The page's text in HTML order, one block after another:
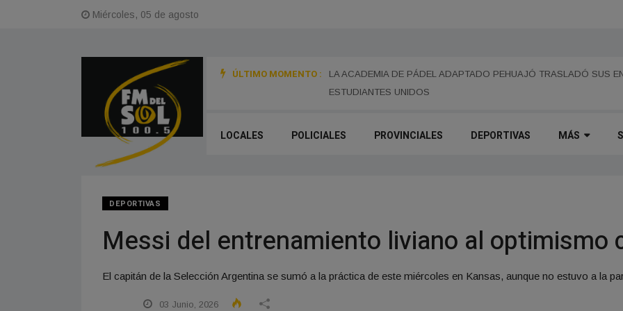
Miércoles, 05 de agosto
ÚLTIMO MOMENTO :
LA ACADEMIA DE PÁDEL ADAPTADO PEHUAJÓ TRASLADÓ SUS
LA ESCUELA NORMAL INSTALÓ CÁMARAS DE SEGURIDAD EN EL
PREVENCIÓN Y EL CUIDADO EDILICIO
LOCALES POLICIALES PROVINCIALES DEPORTIVAS MÁS
DEPORTIVAS
Messi del entrenamiento liviano al optimismo
El capitán de la Selección Argentina se sumó a la práctica de este miércoles en Kansas, aunque no estuvo a la
03 Junio, 2026